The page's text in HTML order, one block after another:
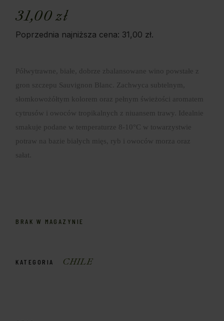
31,00zł
Poprzednia najniższa cena: 31,00 zł.
Półwytrawne, białe, dobrze zbalansowane wino powstałe z
gron szczepu Sauvignon Blanc. Zachwyca subtelnym,
słomkowożółtym kolorem oraz pełnym świeżości aromatem
cytrusów i owoców tropikalnych z niuansem trawy. Idealnie
smakuje podane w temperaturze 8-10°C w towarzystwie
potraw na bazie białych mięs, ryb i owoców morza oraz
sałat.
BRAK W MAGAZYNIE
KATEGORIA CHILE